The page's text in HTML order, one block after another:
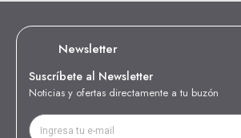
Newsletter
Suscríbete al Newsletter
Noticias y ofertas directamente a tu buzón